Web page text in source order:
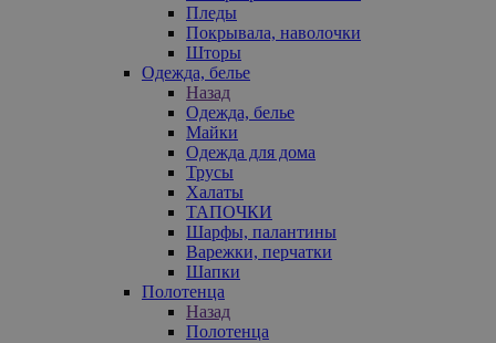
Пледы
Покрывала, наволочки
Шторы
Одежда, белье
Назад
Одежда, белье
Майки
Одежда для дома
Трусы
Халаты
ТАПОЧКИ
Шарфы, палантины
Варежки, перчатки
Шапки
Полотенца
Назад
Полотенца